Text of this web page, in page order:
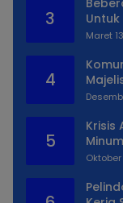
3
Maret
4
5
Krisis
Untuk
Oktober